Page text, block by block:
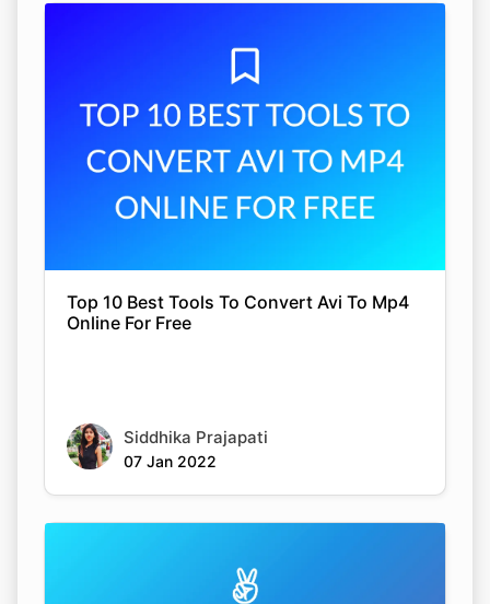
Top 10 Best Tools To Convert Avi To Mp4
Online For Free
Siddhika Prajapati
07 Jan 2022